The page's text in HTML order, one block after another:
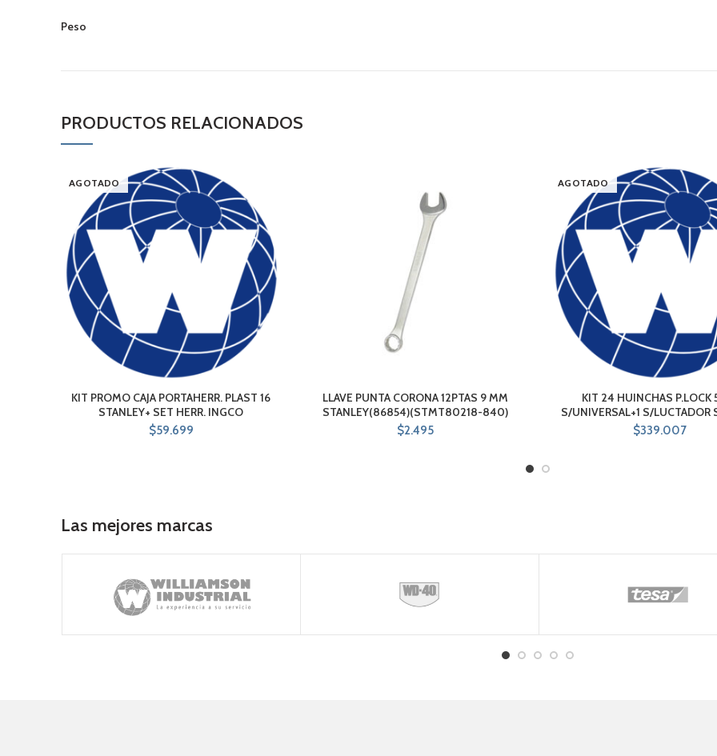
Peso
PRODUCTOS RELACIONADOS
AGOTADO
KIT PROMO CAJA PORTAHERR. PLAST 16
STANLEY+ SET HERR. INGCO
$59.699
LLAVE PUNTA CORONA 12PTAS 9 MM
STANLEY(86854)(STMT80218-840)
$2.495
AGOTADO
KIT 24 HUINCHAS P.LOCK
S/UNIVERSAL+1 S/LUCTADOR
$339.007
Las mejores marcas